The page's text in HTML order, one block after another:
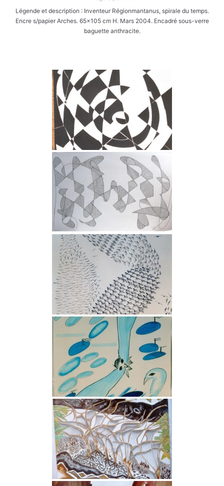
Légende et description : Inventeur Régionmantanus, spirale du temps.
Encre s/papier Arches. 65x105 cm H. Mars 2004. Encadré sous-verre
baguette anthracite.